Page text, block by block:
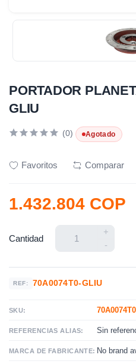
PORTADOR
GLIU
(0) Agotado
Favoritos Comparar
1.432.804 COP
Cantidad
+
-
REF: 70A0074T0-GLIU
SKU:
REFERENCIAS ALIAS: Sin
MARCA DE FABRICANTE: No brand